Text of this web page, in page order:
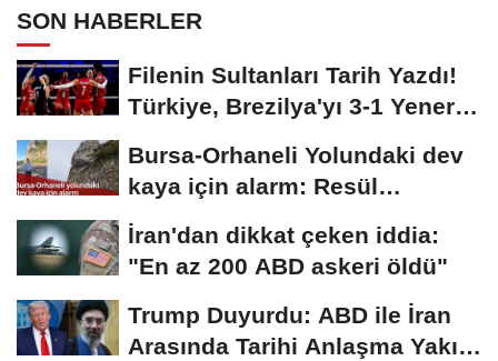
SON HABERLER
Filenin Sultanları Tarih Yazdı!
Türkiye, Brezilya'yı 3-1 Yenerek
Bursa-Orhaneli Yolundaki dev
kaya için alarm: Resül
Kaplan'dan yetkililere...
İran'dan dikkat çeken iddia:
"En az 200 ABD askeri öldü"
Trump Duyurdu: ABD ile İran
Arasında Tarihi Anlaşma Yakın!